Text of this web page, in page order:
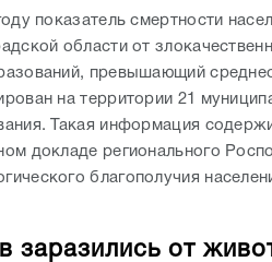
показатель смертности
области от
превышающий
на территории 21
Такая информация
докладе регионального
благополучия
заразились от